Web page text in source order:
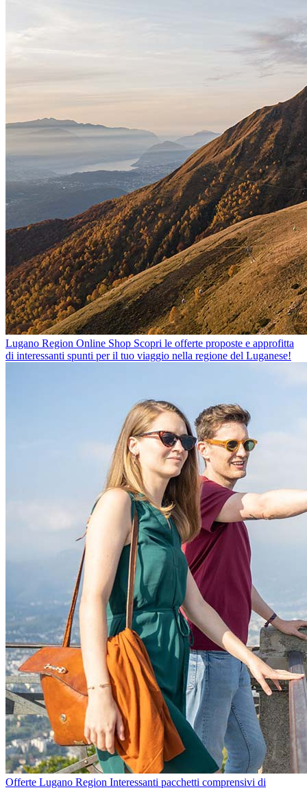
Lugano Region Online Shop Scopri le offerte proposte e approfitta
di interessanti spunti per il tuo viaggio nella regione del Luganese!
Offerte Lugano Region Interessanti pacchetti comprensivi di